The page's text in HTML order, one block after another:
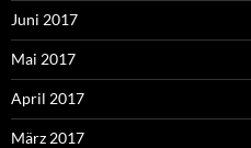
Juni 2017
Mai 2017
April 2017
März 2017